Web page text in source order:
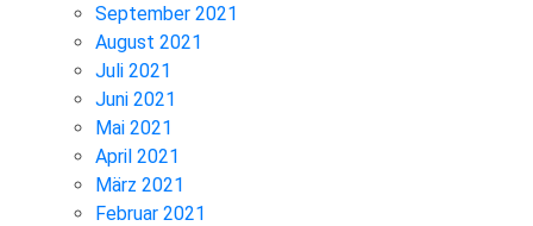
September 2021
August 2021
Juli 2021
Juni 2021
Mai 2021
April 2021
März 2021
Februar 2021